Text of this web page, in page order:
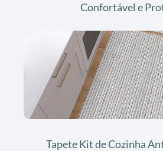
Confortável e
Tapete Kit de Cozinha